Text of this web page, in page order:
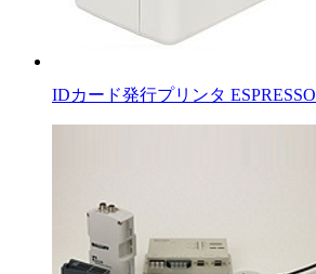
IDカード発行プリンタ ESPRESSO